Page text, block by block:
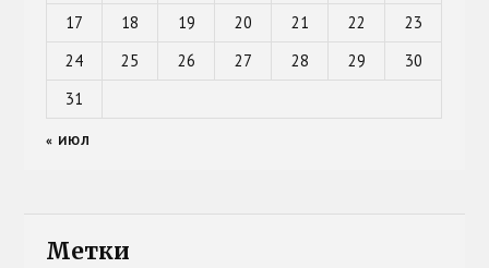
17
18 19 20 21 22
23
24
25 26 27 28 29
30
31
« ИЮЛ
Метки